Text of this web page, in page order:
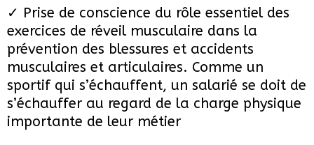
✓ Prise de conscience du rôle essentiel des
exercices de réveil musculaire dans la
prévention des blessures et accidents
musculaires et articulaires. Comme un
sportif qui s’échauffent, un salarié se doit de
s’échauffer au regard de la charge physique
importante de leur métier